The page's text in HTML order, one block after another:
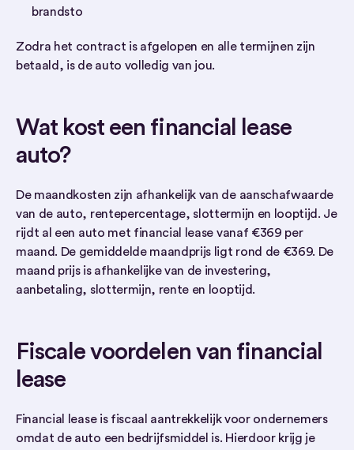
brandsto
Zodra het contract is afgelopen en alle termijnen zijn
betaald, is de auto volledig van jou.
Wat kost een financial lease
auto?
De maandkosten zijn afhankelijk van de aanschafwaarde
van de auto, rentepercentage, slottermijn en looptijd. Je
rijdt al een auto met financial lease vanaf €369 per
maand. De gemiddelde maandprijs ligt rond de €369. De
maand prijs is afhankelijke van de investering,
aanbetaling, slottermijn, rente en looptijd.
Fiscale voordelen van financial
lease
Financial lease is fiscaal aantrekkelijk voor ondernemers
omdat de auto een bedrijfsmiddel is. Hierdoor krijg je